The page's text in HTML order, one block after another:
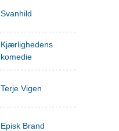
Svanhild
Kjærlighedens
komedie
Terje Vigen
Episk Brand